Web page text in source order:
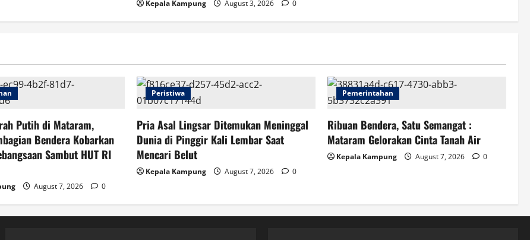
Kepala Kampung August 3, 2026 0
Putih di Mataram,
Bendera Kobarkan
Sambut HUT RI
August 7, 2026 0
Peristiwa
Pria Asal Lingsar Ditemukan Meninggal
Dunia di Pinggir Kali Lembar Saat
Mencari Belut
Kepala Kampung August 7, 2026 0
Pemerintahan
Ribuan Bendera, Satu Semangat :
Mataram Gelorakan Cinta Tanah Air
Kepala Kampung August 7, 2026 0